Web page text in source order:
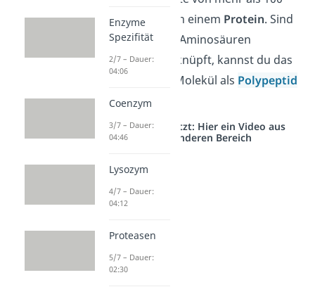
Aminosäuren von einem Protein. Sind
zehn oder mehr Aminosäuren
miteinander verknüpft, kannst du das
entsprechende Molekül als Polypeptid
bezeichnen.
Studyflix vernetzt: Hier ein Video aus
einem anderen Bereich
Enzyme
Spezifität
2/7 – Dauer:
04:06
Coenzym
3/7 – Dauer:
04:46
Lysozym
4/7 – Dauer:
04:12
Proteasen
5/7 – Dauer:
02:30